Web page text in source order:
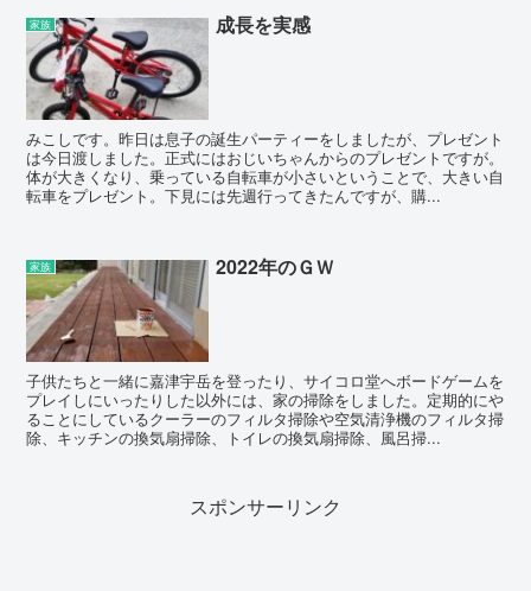
家族 成長を実感
みこしです。昨日は息子の誕生パーティーをしましたが、プレゼント
は今日渡しました。正式にはおじいちゃんからのプレゼントですが。
体が大きくなり、乗っている自転車が小さいということで、大きい自
転車をプレゼント。下見には先週行ってきたんですが、購...
家族 2022年のＧＷ
子供たちと一緒に嘉津宇岳を登ったり、サイコロ堂へボードゲームを
プレイしにいったりした以外には、家の掃除をしました。定期的にや
ることにしているクーラーのフィルタ掃除や空気清浄機のフィルタ掃
除、キッチンの換気扇掃除、トイレの換気扇掃除、風呂掃...
スポンサーリンク